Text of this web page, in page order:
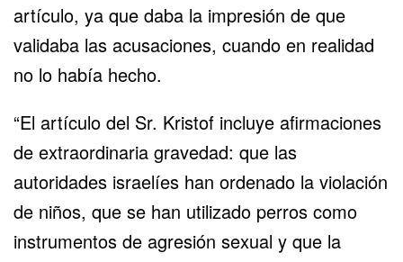
artículo, ya que daba la impresión de que
validaba las acusaciones, cuando en realidad
no lo había hecho.
“El artículo del Sr. Kristof incluye afirmaciones
de extraordinaria gravedad: que las
autoridades israelíes han ordenado la violación
de niños, que se han utilizado perros como
instrumentos de agresión sexual y que la